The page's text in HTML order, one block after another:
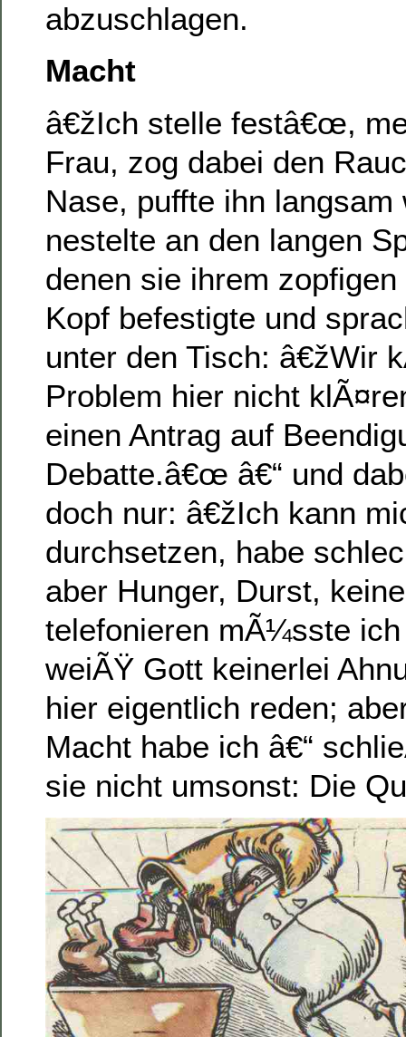
abzuschlagen.
Macht
â€žIch stelle festâ€œ,
Frau, zog dabei den
Nase, puffte ihn langsam
nestelte an den langen
denen sie ihrem
Kopf befestigte und
unter den Tisch: â€žWir
Problem hier nicht
einen Antrag auf
Debatte.â€œ â€“ und
doch nur: â€žIch kann
durchsetzen, habe
aber Hunger, Durst,
telefonieren mÃ¼sste
weiÃŸ Gott keinerlei
hier eigentlich reden;
Macht habe ich â€“
sie nicht umsonst: Die